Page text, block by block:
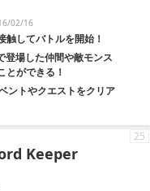
02/16
触してバトルを開始！
場した仲間や敵モンス
とができる！
ントやクエストをクリア
Keeper
25